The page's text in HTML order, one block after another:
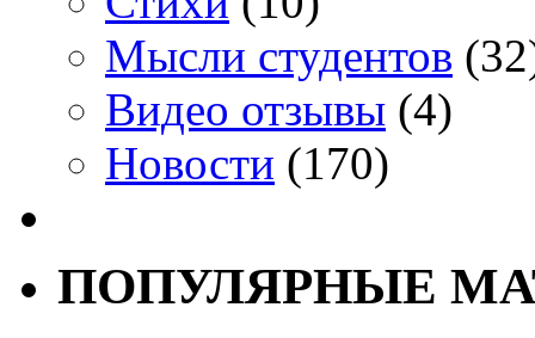
Мысли студентов
Видео отзывы (4)
Новости (170)
ПОПУЛЯРНЫЕ